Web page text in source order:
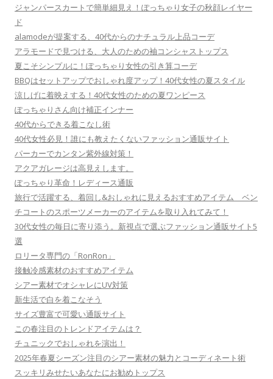
ジャンパースカートで簡単細見え！ぽっちゃり女子の秋顔レイヤー
ド
alamodeが提案する、40代からのナチュラル上品コーデ
アラモードで見つける、大人のための袖コンシャストップス
夏こそシンプルに！ぽっちゃり女性の引き算コーデ
BBQはセットアップでおしゃれ度アップ！40代女性の夏スタイル
涼しげに着映えする！40代女性のための夏ワンピース
ぽっちゃりさん向け補正インナー
40代からできる着こなし術
40代女性必見！誰にも教えたくないファッション通販サイト
パーカーでカンタン紫外線対策！
アクアガレージは高見えします。
ぽっちゃり革命！レディース通販
旅行で活躍する、着回し&おしゃれに見えるおすすめアイテム ベン
チコートのスポーツメーカーのアイテムを取り入れてみて！
30代女性の毎日に寄り添う。新視点で選ぶファッション通販サイト5
選
ロリータ専門の「RonRon」
接触冷感素材のおすすめアイテム
シアー素材でオシャレにUV対策
新生活で白を着こなそう
サイズ豊富で可愛い通販サイト
この春注目のトレンドアイテムは？
チュニックでおしゃれを演出！
2025年春夏シーズン注目のシアー素材の魅力とコーディネート術
スッキリみせたいあなたにお勧めトップス